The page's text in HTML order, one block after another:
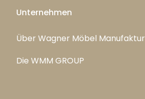
Unternehmen
Über Wagner Möbel Manufaktur
Die WMM GROUP